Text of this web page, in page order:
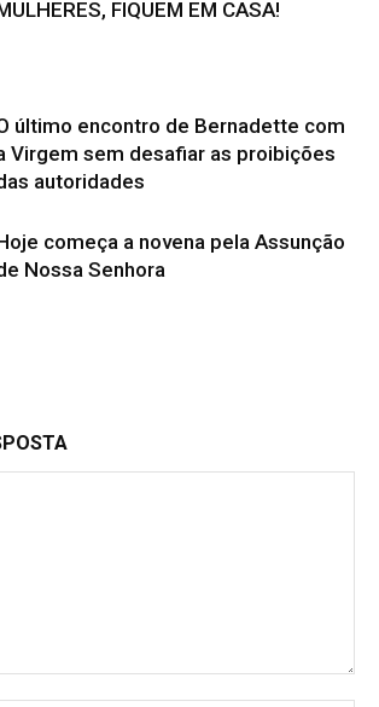
FIQUEM EM CASA!
último encontro de Bernadette com
Virgem sem desafiar as proibições
autoridades
começa a novena pela Assunção
Nossa Senhora